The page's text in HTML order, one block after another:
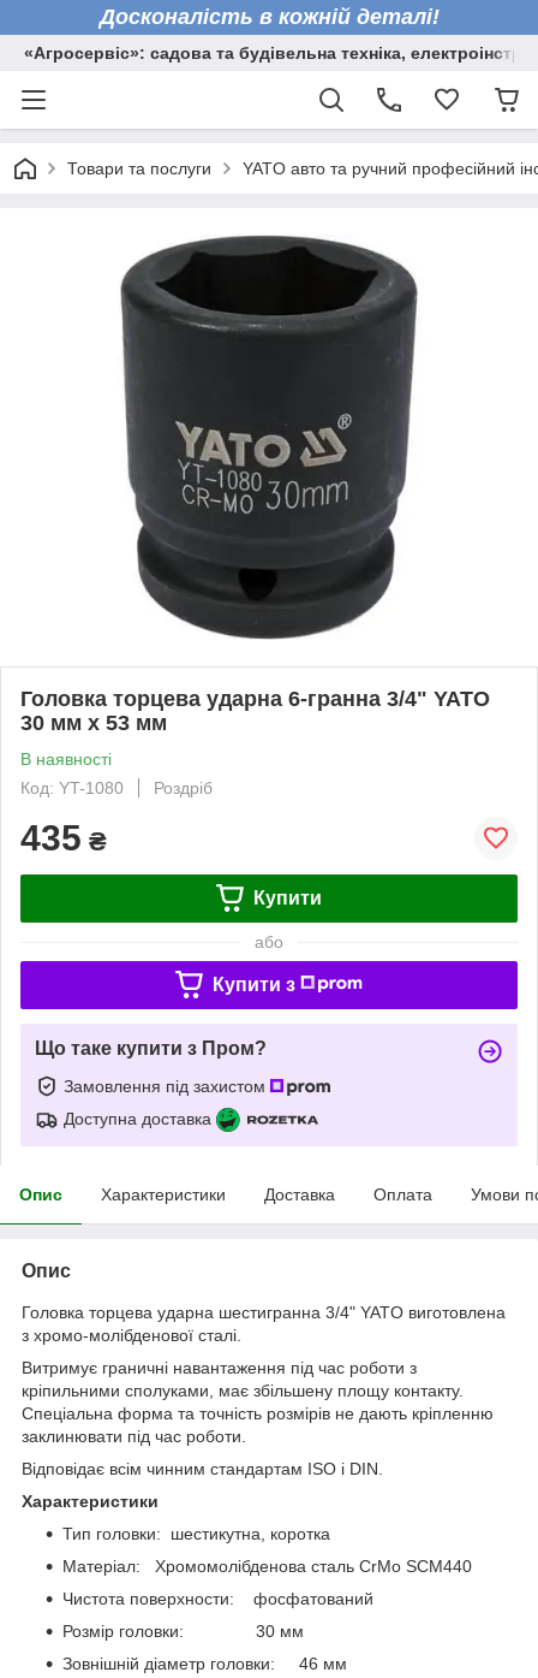
Досконалість в кожній деталі!
«Агросервіс»: садова та будівельна техніка,
Товари та послуги YATO авто та ручний професійний
Головка торцева ударна 6-гранна 3/4" YATO
30 мм х 53 мм
В наявності
Код: YT-1080
Роздріб
435 ₴
Купити
або
Купити з
Що таке купити з Пром?
Замовлення під захистом
Доступна доставка
Опис Характеристики Доставка Оплата Умови
Опис
Головка торцева ударна шестигранна 3/4" YATO виготовлена
з хромо-молібденової сталі.
Витримує граничні навантаження під час роботи з
кріпильними сполуками, має збільшену площу контакту.
Спеціальна форма та точність розмірів не дають кріпленню
заклинювати під час роботи.
Відповідає всім чинним стандартам ISO і DIN.
Характеристики
Тип головки: шестикутна, коротка
Матеріал: Хромомолібденова сталь CrMo SCM440
Чистота поверхности: фосфатований
Розмір головки: 30 мм
Зовнішній діаметр головки: 46 мм